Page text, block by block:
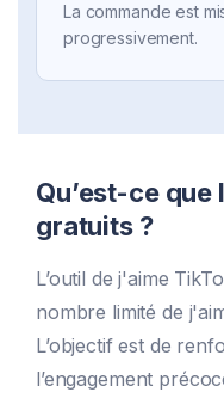
La commande est
progressivement.
Qu’est-ce
gratuits ?
L’outil de j'aime
nombre limité de
L’objectif est de
l’engagement